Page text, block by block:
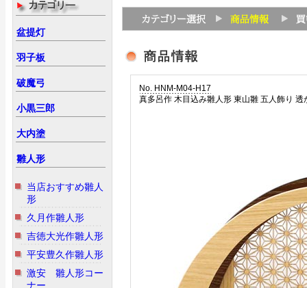
盆提灯
羽子板
破魔弓
小黒三郎
大内塗
雛人形
当店おすすめ雛人
形
久月作雛人形
吉徳大光作雛人形
平安豊久作雛人形
激安 雛人形コー
ナー
No. HNM-M04-H17
真多呂作 木目込み雛人形 東山雛 五人飾り